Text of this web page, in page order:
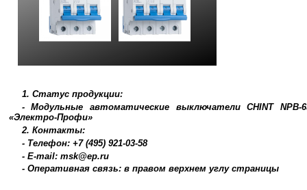
1. Статус продукции:
- Модульные автоматические выключатели CHINT NPB-
«Электро-Профи»
2. Контакты:
- Телефон: +7 (495) 921-03-58
- E-mail: msk@ep.ru
- Оперативная связь: в правом верхнем углу страницы